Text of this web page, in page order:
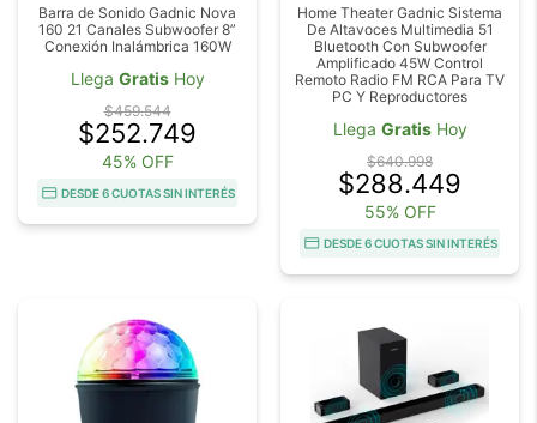
Barra de Sonido Gadnic Nova
160 21 Canales Subwoofer 8”
Conexión Inalámbrica 160W
Llega GratisHoy
$459.544
$252.749
45% OFF
DESDE 6 CUOTAS SIN INTERÉS
Home Theater Gadnic Sistema
De Altavoces Multimedia 51
Bluetooth Con Subwoofer
Amplificado 45W Control
Remoto Radio FM RCA Para TV
PC Y Reproductores
Llega GratisHoy
$640.998
$288.449
55% OFF
DESDE 6 CUOTAS SIN INTERÉS